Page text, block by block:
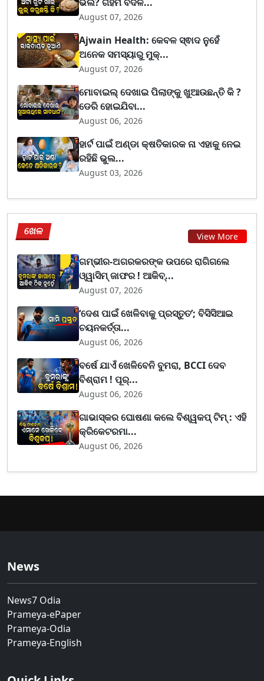
August 07, 2026
Ajwain Health: କେବଳ ସ୍ଵାଦ ନୁହେଁ
ଅନେକ ସମସ୍ୟାରୁ ମୁକ୍...
August 07, 2026
ମୋବାଇଲ୍ ଦେଖାଇ ପିଲାଙ୍କୁ ଖୁଆଉଛନ୍ତି କି ?
ଡେରି ହୋଇଯିବା...
August 06, 2026
ହାର୍ଟ ପାଇଁ ଅଣ୍ଡା କ୍ଷତିକାରକ ନା ଏହାକୁ ନେଇ
ରହିଛି ଭୁଲ...
August 03, 2026
ଖେଳ View More
ଗମ୍ଭୀର-ଅଗରକରଙ୍କ ଉପରେ ରାଗିଗଲେ
ଓ୍ୱାସିମ୍ ଜାଫର ! ଆକିବ୍...
August 07, 2026
‘ଦେଶ ପାଇଁ ଖେଳିବାକୁ ପ୍ରସ୍ତୁତ’; ବିସିସିଆଇ
ଚୟନକର୍ତ୍ତା...
August 06, 2026
ବର୍ଷେ ଯାଏଁ ଖେଳିବେନି ବୁମରା, BCCI ଦେବ
ବିଶ୍ରାମ ! ପୂର୍...
August 06, 2026
ଗାଭାସ୍କର ଘୋଷଣା କଲେ ବିଶ୍ୱକପ୍ ଟିମ୍ : ଏହି
କ୍ରିକେଟରମା...
August 06, 2026
News
News7 Odia
Prameya-ePaper
Prameya-Odia
Prameya-English